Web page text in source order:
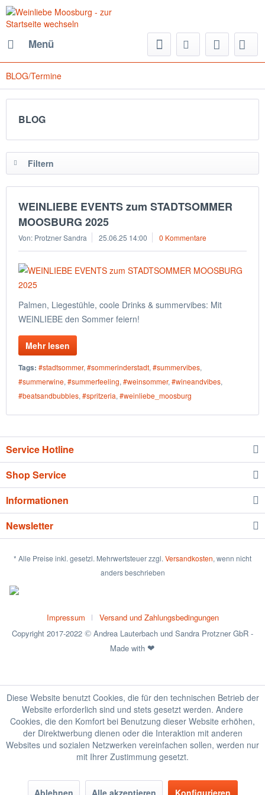
Menü
BLOG/Termine
BLOG
Filtern
WEINLIEBE EVENTS zum STADTSOMMER
MOOSBURG 2025
Von: Protzner Sandra 25.06.25 14:00 0 Kommentare
Palmen, Liegestühle, coole Drinks & summervibes: Mit
WEINLIEBE den Sommer feiern!
Mehr lesen
Tags: #stadtsommer, #sommerinderstadt, #summervibes,
#summerwine, #summerfeeling, #weinsommer, #wineandvibes,
#beatsandbubbles, #spritzeria, #weinliebe_moosburg
Service Hotline
Shop Service
Informationen
Newsletter
* Alle Preise inkl. gesetzl. Mehrwertsteuer zzgl. Versandkosten, wenn nicht
anders beschrieben
Impressum
Versand und Zahlungsbedingungen
Copyright 2017-2022 © Andrea Lauterbach und Sandra Protzner GbR -
Made with ❤
Diese Website benutzt Cookies, die für den technischen Betrieb der
Website erforderlich sind und stets gesetzt werden. Andere
Cookies, die den Komfort bei Benutzung dieser Website erhöhen,
der Direktwerbung dienen oder die Interaktion mit anderen
Websites und sozialen Netzwerken vereinfachen sollen, werden nur
mit Ihrer Zustimmung gesetzt.
Ablehnen Alle akzeptieren Konfigurieren